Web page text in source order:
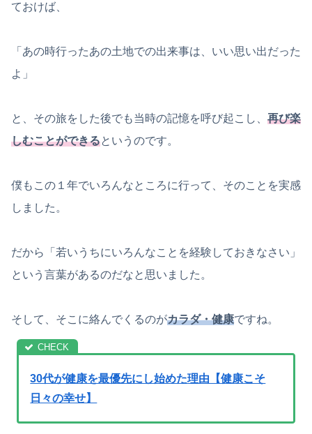
ておけば、
「あの時行ったあの土地での出来事は、いい思い出だった
よ」
と、その旅をした後でも当時の記憶を呼び起こし、 再び楽
しむことができるというのです。
僕もこの１年でいろんなところに行って、そのことを実感
しました。
だから「若いうちにいろんなことを経験しておきなさい」
という言葉があるのだなと思いました。
そして、そこに絡んでくるのがカラダ・健康ですね。
30代が健康を最優先にし始めた理由【健康こそ
日々の幸せ】